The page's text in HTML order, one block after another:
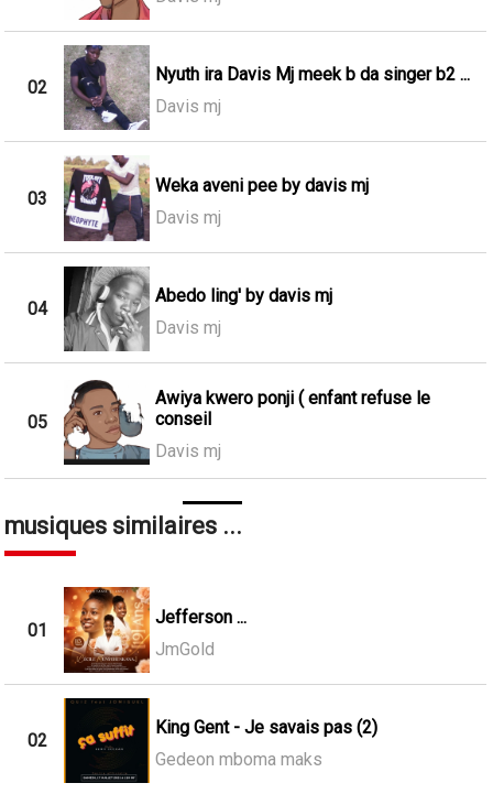
02
Nyuth ira Davis Mj meek b da singer b2 ...
Davis mj
03
Weka aveni pee by davis mj
Davis mj
04
Abedo ling' by davis mj
Davis mj
05
Awiya kwero ponji ( enfant refuse le
conseil
Davis mj
musiques similaires ...
01
Jefferson ...
JmGold
02
King Gent - Je savais pas (2)
Gedeon mboma maks